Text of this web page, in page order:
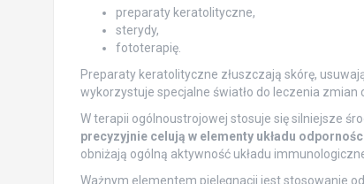
preparaty keratolityczne,
sterydy,
fototerapię.
Preparaty keratolityczne złuszczają skórę,
wykorzystuje specjalne światło do leczenia zmian
W terapii ogólnoustrojowej stosuje się silniejsze
precyzyjnie celują w elementy układu
obniżają ogólną aktywność układu
Ważnym elementem pielęgnacji jest stosowanie